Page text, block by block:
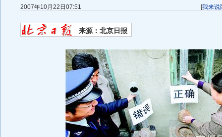
2007年10月22日07:51 [我来说
来源：北京日报